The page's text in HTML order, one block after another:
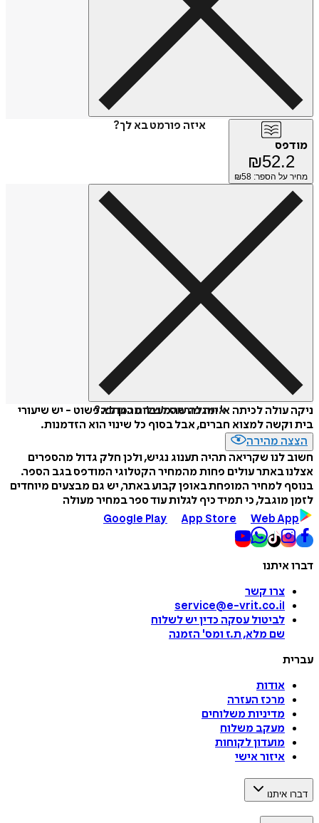
איזה פורמט בא לך?
מודפס
₪52.2
מחיר על הספר: ₪ 58
איזה פורמט לשלוח כמתנה?
ניקה עולה לכיתה א' ומגלה שהמעבר מהגן לא פשוט - יש שיעורי
בית וקשה למצוא חברים, אבל בסוף כל שינוי הוא הזדמנות.
הצצה מהירה
חשוב לנו שקריאה תהיה תענוג נגיש, ולכן חלק גדול מהספרים
אצלנו באתר עולים פחות מהמחיר הקטלוגי המודפס בגב הספר.
בנוסף למחיר המופחת באופן קבוע באתר, יש גם מבצעים מיוחדים
לזמן מוגבל, כי תמיד כיף לגלות עוד ספר במחיר מעולה
Google Play
App Store Web App
דברו איתנו
צרו קשר
service@e-vrit.co.il
לביטול עסקה כדין יש לשלוח
שם מלא, ת.ז ומס' הזמנה
עברית
אודות
מרכז העזרה
מדיניות משלוחים
מעקב משלוח
מועדון לקוחות
איזור אישי
דברו איתנו